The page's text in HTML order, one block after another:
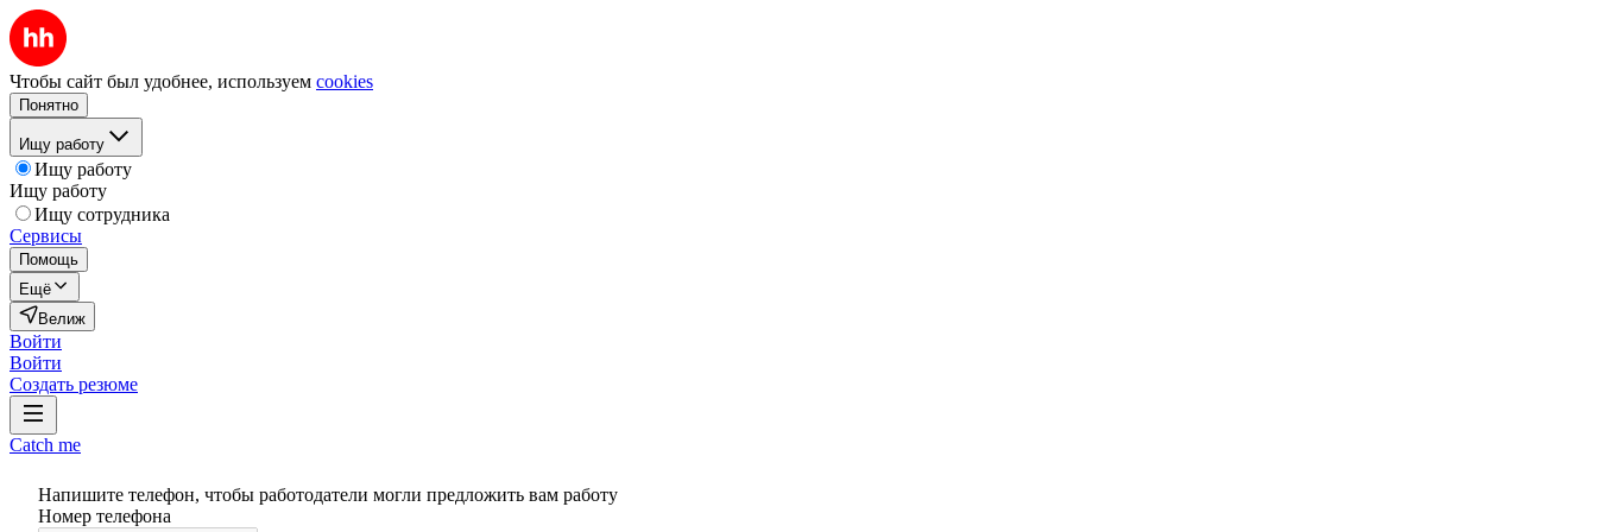
Чтобы сайт был удобнее, используем cookies
Понятно
Ищу работу
Ищу работу
Ищу работу
Ищу сотрудника
Сервисы
Помощь
Ещё
Велиж
Войти
Войти
Создать резюме
Catch me
Напишите телефон, чтобы работодатели могли предложить вам работу
Номер телефона